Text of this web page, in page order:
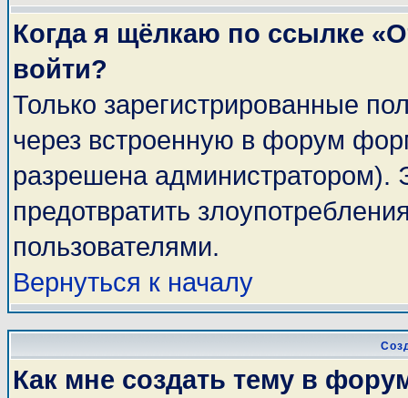
Когда я щёлкаю по ссылке
войти?
Только зарегистрированные
через встроенную в форум
разрешена администратором).
предотвратить
пользователями.
Вернуться к началу
Как мне создать тему в